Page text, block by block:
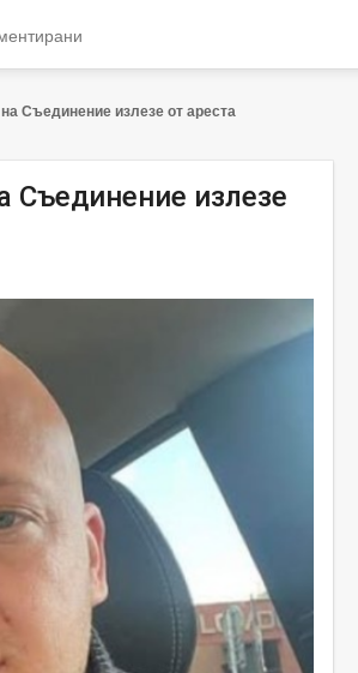
Съединение излезе от ареста
Съединение излезе